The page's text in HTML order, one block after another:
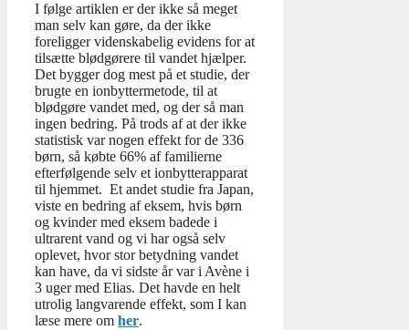
I følge artiklen er der ikke så meget
man selv kan gøre, da der ikke
foreligger videnskabelig evidens for at
tilsætte blødgørere til vandet hjælper.
Det bygger dog mest på et studie, der
brugte en ionbyttermetode, til at
blødgøre vandet med, og der så man
ingen bedring. På trods af at der ikke
statistisk var nogen effekt for de 336
børn, så købte 66% af familierne
efterfølgende selv et ionbytterapparat
til hjemmet. Et andet studie fra Japan,
viste en bedring af eksem, hvis børn
og kvinder med eksem badede i
ultrarent vand og vi har også selv
oplevet, hvor stor betydning vandet
kan have, da vi sidste år var i Avène i
3 uger med Elias. Det havde en helt
utrolig langvarende effekt, som I kan
læse mere om her.